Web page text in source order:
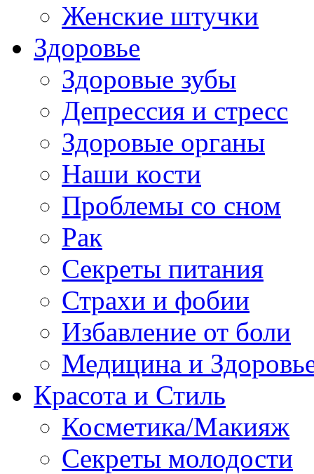
Женские штучки
Здоровье
Здоровые зубы
Депрессия и стресс
Здоровые органы
Наши кости
Проблемы со сном
Рак
Секреты питания
Страхи и фобии
Избавление от боли
Медицина и
Красота и Стиль
Косметика/Макияж
Секреты молодости